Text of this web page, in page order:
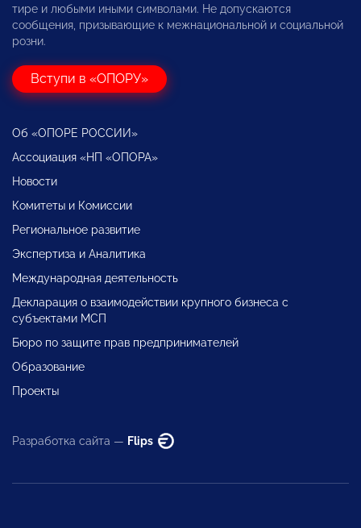
тире и любыми иными символами. Не допускаются
сообщения, призывающие к межнациональной и социальной
розни.
Вступи в «ОПОРУ»
Об «ОПОРЕ РОССИИ»
Ассоциация «НП «ОПОРА»
Новости
Комитеты и Комиссии
Региональное развитие
Экспертиза и Аналитика
Международная деятельность
Декларация о взаимодействии крупного бизнеса с
субъектами МСП
Бюро по защите прав предпринимателей
Образование
Проекты
Разработка сайта — Flips